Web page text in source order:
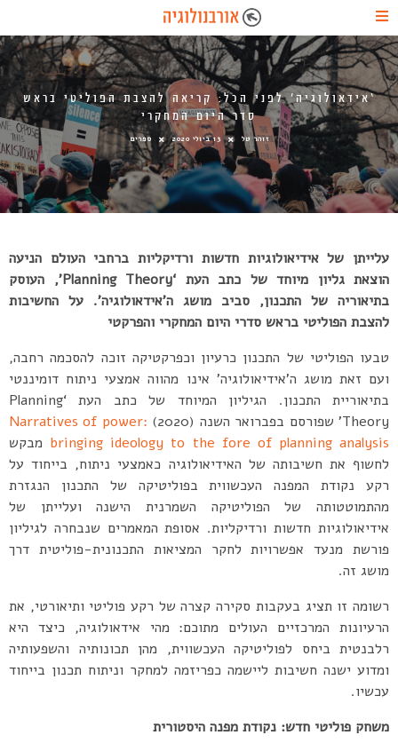
‘אידאולוגיה’ לפני הכל: קריאה להצבת הפוליטי בראש
סדר היום המחקרי
זוהר טל 13 ביולי 2020 ספרים
עלייתן של אידיאולוגיות חדשות ורדיקליות ברחבי העולם הניעה
הוצאת גליון מיוחד של כתב העת ‘Planning Theory’, העוסק
בתיאוריה של התכנון, סביב מושג ה’אידאולוגיה’. על החשיבות
להצבת הפוליטי בראש סדרי היום המחקרי והפרקטי
טבעו הפוליטי של התכנון כרעיון וכפרקטיקה זוכה להסכמה רחבה,
ועם זאת מושג ה’אידיאולוגיה’ אינו מהווה אמצעי ניתוח דומיננטי
בתיאוריית התכנון. הגיליון המיוחד של כתב העת ‘Planning
Theory’ שפורסם בפברואר השנה (2020)
Narratives of power:
bringing ideology to the fore of planning analysis מבקש
לחשוף את חשיבותה של האידיאולוגיה כאמצעי ניתוח, בייחוד על
רקע נקודת המפנה העכשווית בפוליטיקה של התכנון הנגזרת
מהתמוטטותה של הפוליטיקה השמרנית הישנה ועלייתן של
אידיאולוגיות חדשות ורדיקליות. אסופת המאמרים שנבחרה לגיליון
פורשת מנעד אפשרויות לחקר המציאות התכנונית-פוליטית דרך
מושג זה.
רשומה זו תציג בעקבות סקירה קצרה של רקע פוליטי ותיאורטי, את
הרעיונות המרכזיים העולים מתוכם: מהי אידאולוגיה, כיצד היא
רלבנטית ביחס לפוליטיקה העכשווית, מהן תכונותיה והשפעותיה
ומדוע ישנה חשיבות ליישמה כפריזמה למחקר וניתוח תכנון בייחוד
עכשיו.
משחק פוליטי חדש: נקודת מפנה היסטורית